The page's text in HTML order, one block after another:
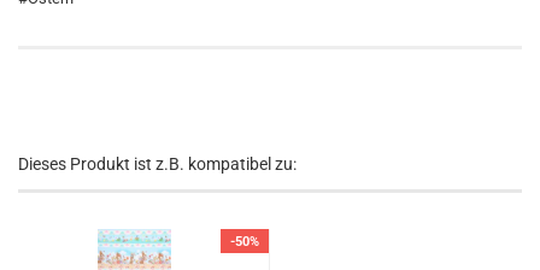
Dieses Produkt ist z.B. kompatibel zu:
-50%